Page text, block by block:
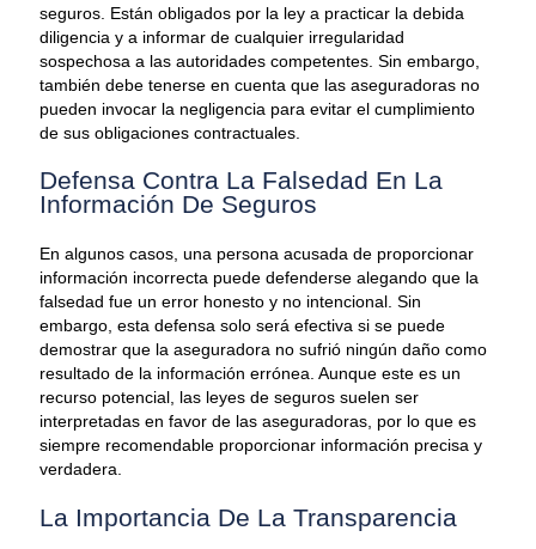
seguros. Están obligados por la ley a practicar la debida
diligencia y a informar de cualquier irregularidad
sospechosa a las autoridades competentes. Sin embargo,
también debe tenerse en cuenta que las aseguradoras no
pueden invocar la negligencia para evitar el cumplimiento
de sus obligaciones contractuales.
Defensa Contra La Falsedad En La
Información De Seguros
En algunos casos, una persona acusada de proporcionar
información incorrecta puede defenderse alegando que la
falsedad fue un error honesto y no intencional. Sin
embargo, esta defensa solo será efectiva si se puede
demostrar que la aseguradora no sufrió ningún daño como
resultado de la información errónea. Aunque este es un
recurso potencial, las leyes de seguros suelen ser
interpretadas en favor de las aseguradoras, por lo que es
siempre recomendable proporcionar información precisa y
verdadera.
La Importancia De La Transparencia